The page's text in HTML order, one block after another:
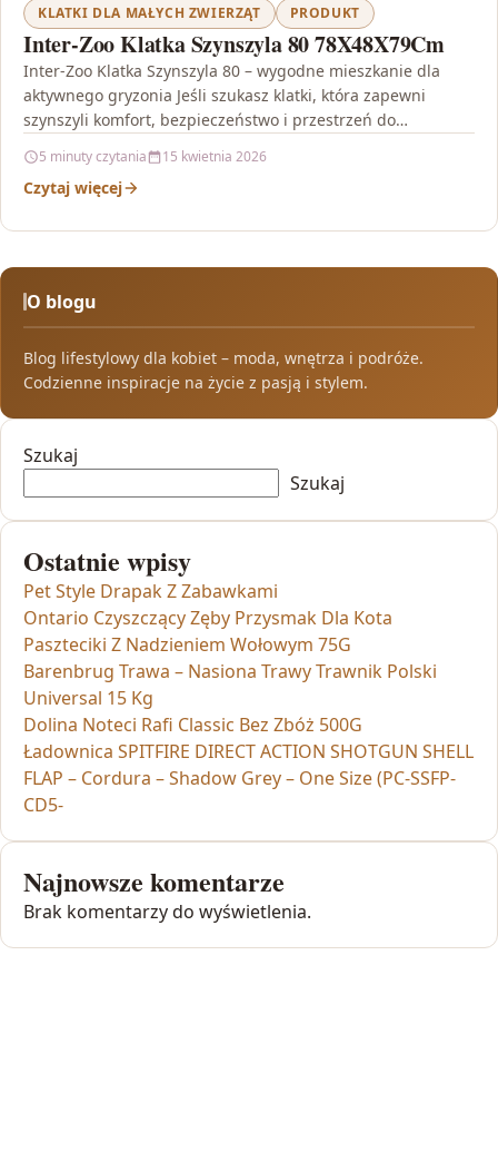
KLATKI DLA MAŁYCH ZWIERZĄT PRODUKT
Inter-Zoo Klatka Szynszyla 80 78X48X79Cm
Inter-Zoo Klatka Szynszyla 80 – wygodne mieszkanie dla
aktywnego gryzonia Jeśli szukasz klatki, która zapewni
szynszyli komfort, bezpieczeństwo i przestrzeń do
5 minuty czytania 15 kwietnia 2026
Czytaj więcej
O blogu
Blog lifestylowy dla kobiet – moda, wnętrza i podróże.
Codzienne inspiracje na życie z pasją i stylem.
Szukaj
Szukaj
Ostatnie wpisy
Pet Style Drapak Z Zabawkami
Ontario Czyszczący Zęby Przysmak Dla Kota
Paszteciki Z Nadzieniem Wołowym 75G
Barenbrug Trawa – Nasiona Trawy Trawnik Polski
Universal 15 Kg
Dolina Noteci Rafi Classic Bez Zbóż 500G
Ładownica SPITFIRE DIRECT ACTION SHOTGUN SHELL
FLAP – Cordura – Shadow Grey – One Size (PC-SSFP-
CD5-
Najnowsze komentarze
Brak komentarzy do wyświetlenia.